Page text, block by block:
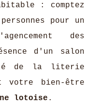
: comptez
pour un
des
d'un salon
de la literie
votre bien-être
lotoise .